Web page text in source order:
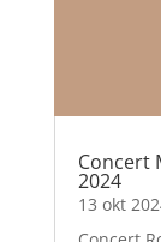
Concert
2024
13 okt